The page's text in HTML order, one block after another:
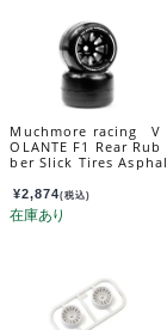
Muchmore racing V
OLANTE F1 Rear Rub
ber Slick Tires Asphal
mpound Preglued (W
hite) VF1-RARSS
¥2,874(税込)